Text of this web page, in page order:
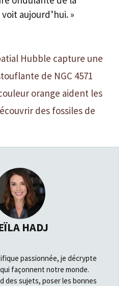
aujourd’hui. »
Hubble capture une
de NGC 4571
orange aident les
des fossiles de
HADJ
passionnée, je décrypte
façonnent notre monde.
des sujets, poser les bonnes